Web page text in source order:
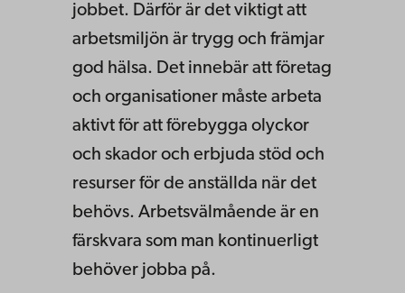
jobbet. Därför är det viktigt att
arbetsmiljön är trygg och främjar
god hälsa. Det innebär att företag
och organisationer måste arbeta
aktivt för att förebygga olyckor
och skador och erbjuda stöd och
resurser för de anställda när det
behövs. Arbetsvälmående är en
färskvara som man kontinuerligt
behöver jobba på.